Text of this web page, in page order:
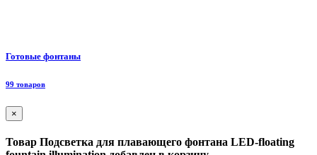
Готовые фонтаны
99 товаров
×
Товар Подсветка для плавающего фонтана LED-floating